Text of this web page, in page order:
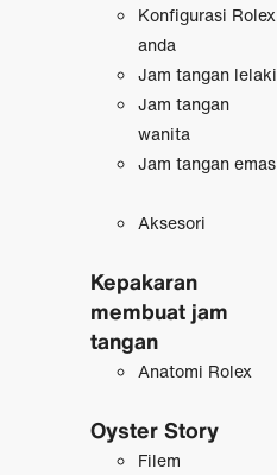
Konfigurasi Rolex
anda
Jam tangan lelaki
Jam tangan
wanita
Jam tangan emas
Aksesori
Kepakaran
membuat jam
tangan
Anatomi Rolex
Oyster Story
Filem